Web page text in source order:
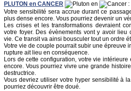
PLUTON en CANCER en
:
Votre sensibilité sera accrue durant ce
plus dense encore. Vous pourriez devenir un
Les crises et les transformations devraient
votre foyer. Des évènements vont y avoir lieu
vie. Ce transit va ainsi bousculer tout un ordre
Votre vie de couple pourrait subir une épreuve
rupture ait lieu en conséquence.
Lors de cette configuration, votre vie
encore. Vous pourriez vivre une grande
destructrice.
Vous devriez utiliser votre hyper sensibilité à
pourriez découvrir être doué.